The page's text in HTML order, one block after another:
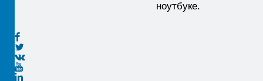
ноутбуке.